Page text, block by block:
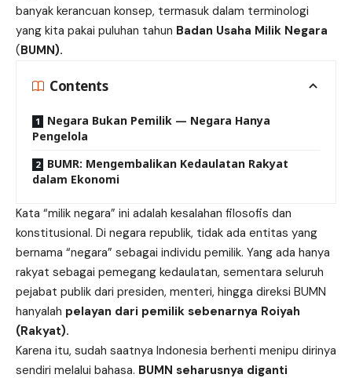
banyak kerancuan konsep, termasuk dalam terminologi
yang kita pakai puluhan tahun Badan Usaha Milik Negara
(BUMN).
Contents
Negara Bukan Pemilik — Negara Hanya
Pengelola
BUMR: Mengembalikan Kedaulatan Rakyat
dalam Ekonomi
Kata “milik negara” ini adalah kesalahan filosofis dan
konstitusional. Di negara republik, tidak ada entitas yang
bernama “negara” sebagai individu pemilik. Yang ada hanya
rakyat sebagai pemegang kedaulatan, sementara seluruh
pejabat publik dari presiden, menteri, hingga direksi BUMN
hanyalah pelayan dari pemilik sebenarnya Roiyah
(Rakyat).
Karena itu, sudah saatnya Indonesia berhenti menipu dirinya
sendiri melalui bahasa. BUMN seharusnya diganti